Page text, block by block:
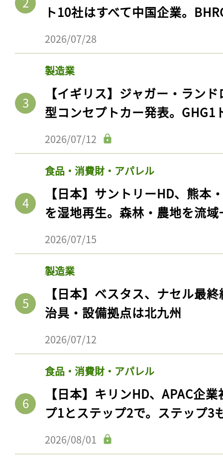
ト10社はすべて中国企業。
2026/07/28
製造業
【イギリス】ジャガー・ラン
型コンセプトカー発表。GHG1
2026/07/12
食品・消費財・アパレル
【日本】サントリーHD、熊本
を湿地再生。森林・農地を流
2026/07/15
製造業
【日本】ベスタス、ナセル最
治具・設備拠点は北九州
2026/07/12
食品・消費財・アパレル
【日本】キリンHD、APAC企
プ1とステップ2で。ステップ3
2026/08/01
記事をお気に入りに
ログインが必
ログイン
会員登録